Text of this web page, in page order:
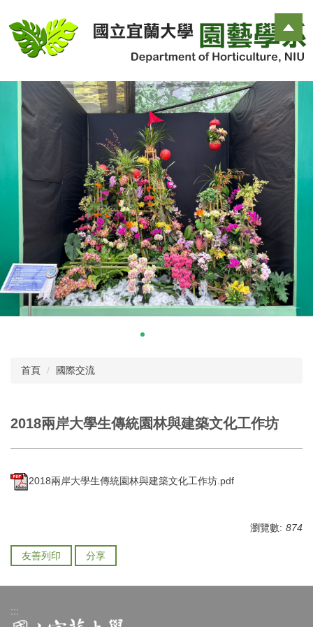
到
主
容
首頁 國際交流
2018兩岸大學生傳統園林與建築文化工作坊
2018兩岸大學生傳統園林與建築文化工作坊.pdf
瀏覽數: 874
友善列印 分享
:::